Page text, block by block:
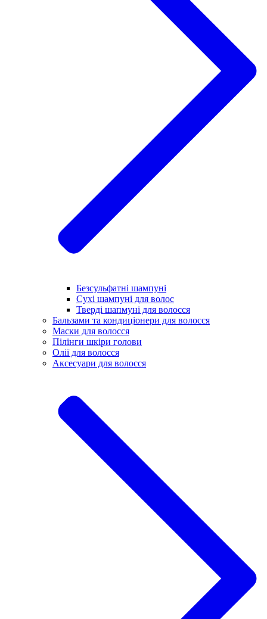
Безсульфатні шампуні
Сухі шампуні для волос
Тверді шапмуні для волосся
Бальзами та кондиціонери для волосся
Маски для волосся
Пілінги шкіри голови
Олії для волосся
Аксесуари для волосся